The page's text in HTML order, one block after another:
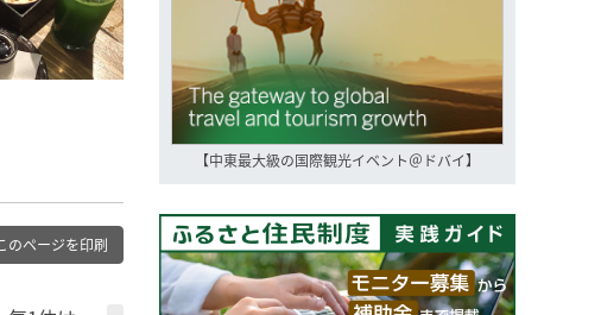
のページを印刷
【中東最大級の国際観光イベント＠ドバイ】